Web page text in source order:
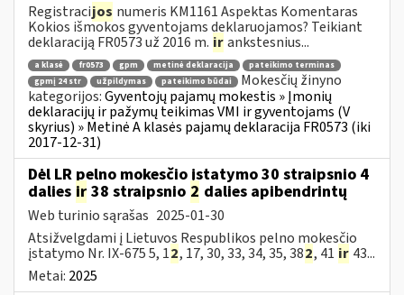
Registracijos numeris KM1161 Aspektas Komentaras
Kokios išmokos gyventojams deklaruojamos? Teikiant
deklaraciją FR0573 už 2016 m. irankstesnius...
a klasė fr0573 gpm metinė deklaracija
pateikimo terminas
gpmį 24 str
užpildymas pateikimo būdai
Mokesčių žinyno
kategorijos:Gyventojų pajamų mokestis » Įmonių
deklaracijų ir pažymų teikimas VMI ir gyventojams (V
skyrius) » Metinė A klasės pajamų deklaracija FR0573 (iki
2017-12-31)
Dėl LR pelno mokesčio įstatymo 30 straipsnio 4
dalies ir 38 straipsnio 2 dalies apibendrintų
Web turinio sąrašas 2025-01-30
Atsižvelgdami į Lietuvos Respublikos pelno mokesčio
įstatymo Nr. IX-675 5, 12, 17, 30, 33, 34, 35, 382, 41 ir 43...
Metai: 2025